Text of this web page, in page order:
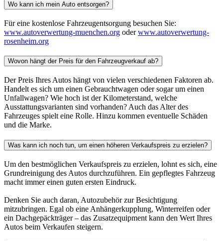
Wo kann ich mein Auto entsorgen?
Für eine kostenlose Fahrzeugentsorgung besuchen Sie:
www.autoverwertung-muenchen.org oderwww.autoverwertung-
rosenheim.org
Wovon hängt der Preis für den Fahrzeugverkauf ab?
Der Preis Ihres Autos hängt von vielen verschiedenen Faktoren ab.
Handelt es sich um einen Gebrauchtwagen oder sogar um einen
Unfallwagen? Wie hoch ist der Kilometerstand, welche
Ausstattungsvarianten sind vorhanden? Auch das Alter des
Fahrzeuges spielt eine Rolle. Hinzu kommen eventuelle Schäden
und die Marke.
Was kann ich noch tun, um einen höheren Verkaufspreis zu erzielen?
Um den bestmöglichen Verkaufspreis zu erzielen, lohnt es sich, eine
Grundreinigung des Autos durchzuführen. Ein gepflegtes Fahrzeug
macht immer einen guten ersten Eindruck.
Denken Sie auch daran, Autozubehör zur Besichtigung
mitzubringen. Egal ob eine Anhängerkupplung, Winterreifen oder
ein Dachgepäckträger – das Zusatzequipment kann den Wert Ihres
Autos beim Verkaufen steigern.